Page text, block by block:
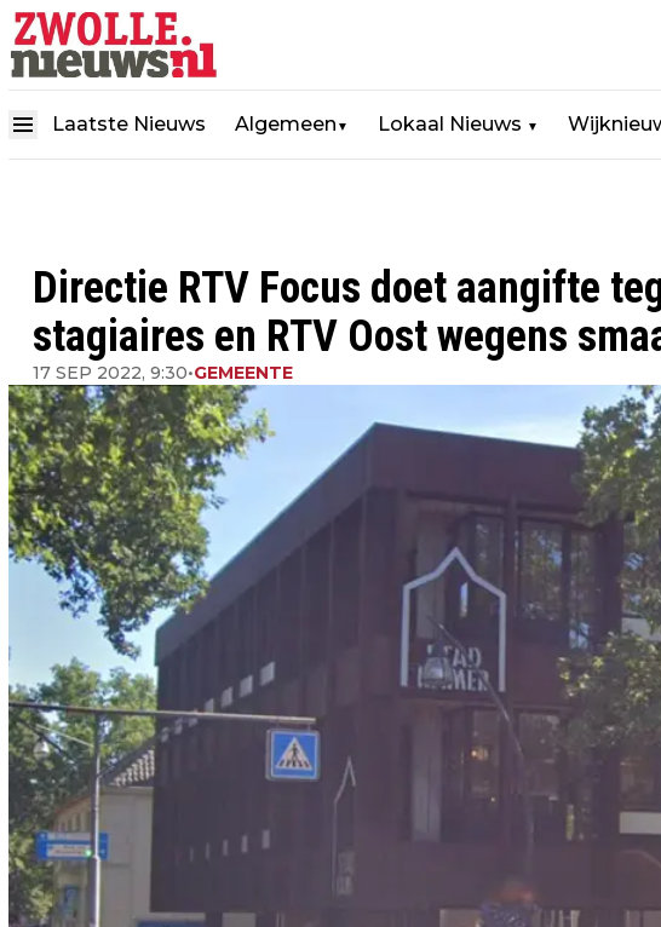
Laatste Nieuws Algemeen ▼ Lokaal Nieuws ▼
Directie RTV Focus doet aangifte
stagiaires en RTV Oost wegens
17 SEP 2022, 9:30•GEMEENTE